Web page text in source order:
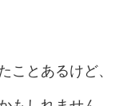
ことあるけど、